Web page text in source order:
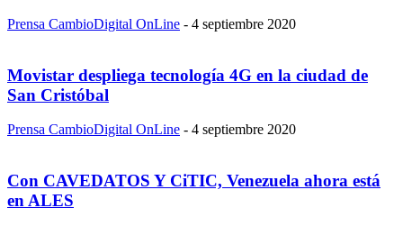
Prensa CambioDigital OnLine - 4 septiembre 2020
Movistar despliega tecnología 4G en la ciudad de
San Cristóbal
Prensa CambioDigital OnLine - 4 septiembre 2020
Con CAVEDATOS Y CiTIC, Venezuela ahora está
en ALES